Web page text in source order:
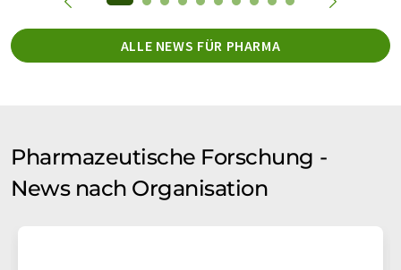
ALLE NEWS FÜR PHARMA
Pharmazeutische Forschung -
News nach Organisation